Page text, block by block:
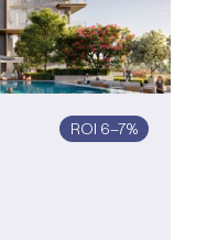
ROI 6–7%